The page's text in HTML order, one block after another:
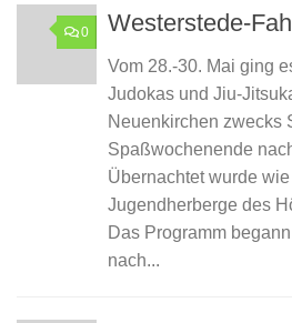
0 Westerstede-
Vom 28.-30. Mai ging
Judokas und Jiu-
Neuenkirchen zwecks
Spaßwochenende
Übernachtet wurde
Jugendherberge des
Das Programm
nach...